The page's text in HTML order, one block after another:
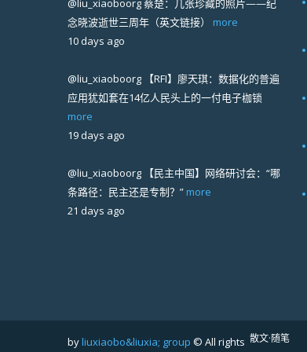
@liu_xiaoboorg蔡楚：几张珍藏的照片——纪
念晓波逝世三周年（英文链接） more
10 days ago
@liu_xiaoboorg 【RFI】廖天琪：数据化的普遍
应用犹如套在14亿人民头上的一付电子枷锁
more
19 days ago
@liu_xiaoboorg 【民主中国】网络研讨会：“哪
条路径：民主还是专制？” more
21 days ago
byliuxiaobo&liuxia; group © All rights 散文·随笔